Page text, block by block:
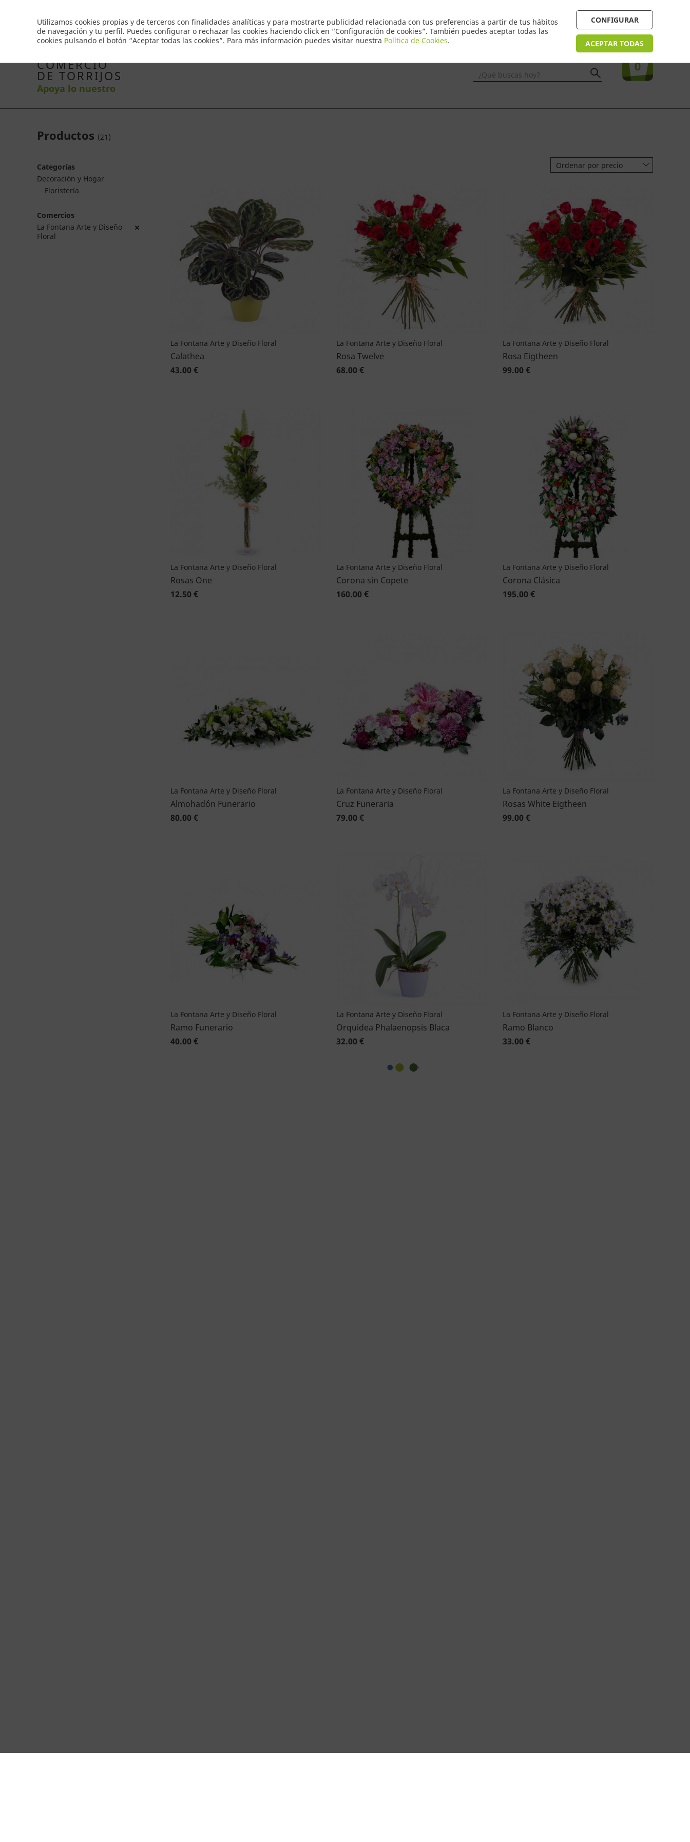
Utilizamos cookies propias y de terceros con finalidades analíticas y para mostrarte publicidad relacionada con tus preferencias a partir de tus hábitos
de navegación y tu perfil. Puedes configurar o rechazar las cookies haciendo click en “Configuración de cookies”. También puedes aceptar todas las
cookies pulsando el botón “Aceptar todas las cookies”. Para más información puedes visitar nuestra Política de Cookies.
CONFIGURAR
ACEPTAR TODAS
¿Necesitas ayuda? FAQ
Tu compra
0
Inicio Productos Comercios Ofertas Contacto
¿Qué buscas hoy?
COMERCIO
DE TORRIJOS
Apoya lo nuestro
Productos (21 )
Categorías
Decoración y Hogar
Floristería
Comercios
La Fontana Arte y Diseño
Floral
Ordenar por precio
La Fontana Arte y Diseño Floral
Calathea
43.00 €
La Fontana Arte y Diseño Floral
Rosa Twelve
68.00 €
La Fontana Arte y Diseño Floral
Rosa Eigtheen
99.00 €
La Fontana Arte y Diseño Floral
Rosas One
12.50 €
La Fontana Arte y Diseño Floral
Corona sin Copete
160.00 €
La Fontana Arte y Diseño Floral
Corona Clásica
195.00 €
La Fontana Arte y Diseño Floral
Almohadón Funerario
80.00 €
La Fontana Arte y Diseño Floral
Cruz Funeraria
79.00 €
La Fontana Arte y Diseño Floral
Rosas White Eigtheen
99.00 €
La Fontana Arte y Diseño Floral
Ramo Funerario
40.00 €
La Fontana Arte y Diseño Floral
Orquidea Phalaenopsis Blaca
32.00 €
La Fontana Arte y Diseño Floral
Ramo Blanco
33.00 €